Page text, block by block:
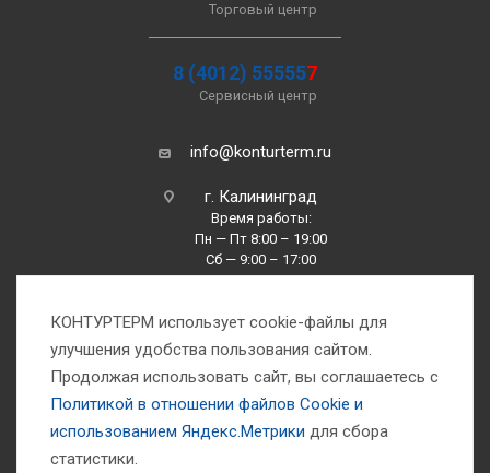
Торговый центр
8 (4012) 555557
Сервисный центр
info@konturterm.ru
г. Калининград
Время работы:
Пн — Пт 8:00 – 19:00
Сб — 9:00 – 17:00
Вс —10:00 – 16:00
1993-2026 © Компания «Контуртерм» — инженерно-торговый центр
КОНТУРТЕРМ использует cookie-файлы для
улучшения удобства пользования сайтом.
Продолжая использовать сайт, вы соглашаетесь с
Политикой в отношении файлов Сookie и
использованием Яндекс.Метрики для сбора
статистики.